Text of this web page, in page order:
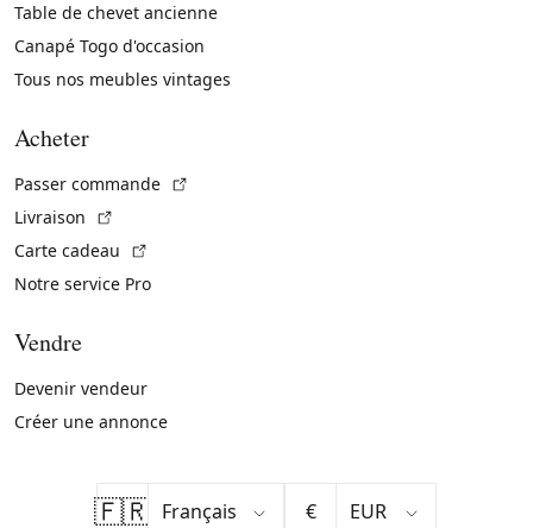
Table de chevet ancienne
Canapé Togo d'occasion
Tous nos meubles vintages
Acheter
Passer commande
Livraison
Carte cadeau
Notre service Pro
Vendre
Devenir vendeur
Créer une annonce
🇫🇷 €